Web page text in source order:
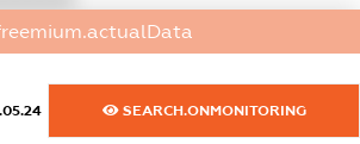
SEARCH.ONMONITORING